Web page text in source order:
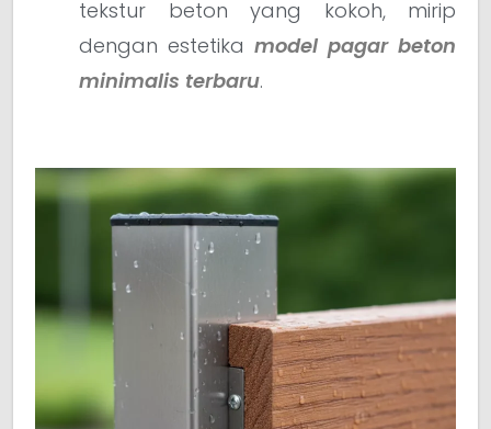
tekstur beton yang kokoh, mirip
dengan estetika model pagar beton
minimalis terbaru.